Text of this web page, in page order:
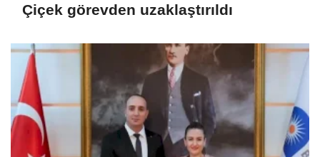
Çiçek görevden uzaklaştırıldı